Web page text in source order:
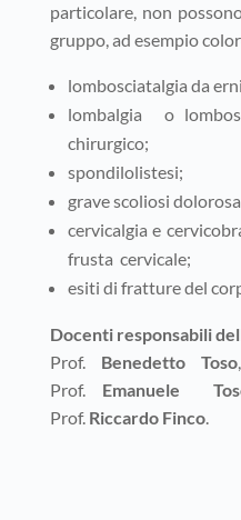
particolare, non
gruppo, ad esempio
lombosciatalgia da
lombalgia o
chirurgico;
spondilolistesi;
grave scoliosi
cervicalgia e
frusta cervicale;
esiti di fratture del
Docenti responsabili
Prof.
Benedetto Toso
Prof.
Emanuele
Prof. Riccardo Finco.